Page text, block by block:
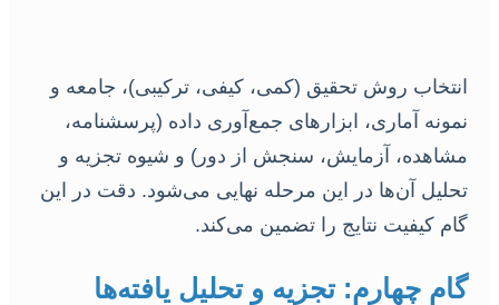
انتخاب روش تحقیق (کمی، کیفی، ترکیبی)، جامعه و
نمونه آماری، ابزارهای جمع‌آوری داده (پرسشنامه،
مشاهده، آزمایش، سنجش از دور) و شیوه تجزیه و
تحلیل آن‌ها در این مرحله نهایی می‌شود. دقت در این
گام کیفیت نتایج را تضمین می‌کند.
گام چهارم: تجزیه و تحلیل یافته‌ها